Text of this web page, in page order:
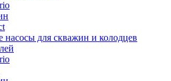
для скважин и колодцев